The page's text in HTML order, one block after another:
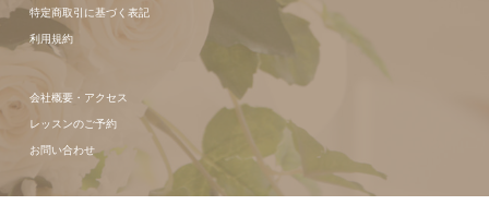
特定商取引に基づく表記
利用規約
会社概要・アクセス
レッスンのご予約
お問い合わせ